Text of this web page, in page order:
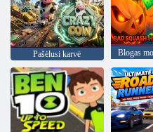
Pašėlusi karvė